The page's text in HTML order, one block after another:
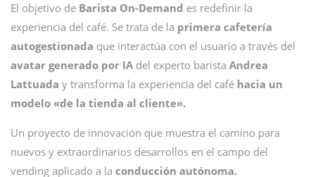
El objetivo de Barista On-Demand es redefinir la
experiencia del café. Se trata de la primera cafetería
autogestionada que interactúa con el usuario a través del
avatar generado por IA del experto barista Andrea
Lattuada y transforma la experiencia del café hacia un
modelo «de la tienda al cliente».
Un proyecto de innovación que muestra el camino para
nuevos y extraordinarios desarrollos en el campo del
vending aplicado a la conducción autónoma.